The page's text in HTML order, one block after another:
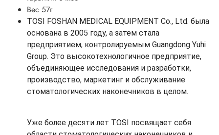
Вес 57г
TOSI FOSHAN MEDICAL EQUIPMENT Co., Ltd. была
основана в 2005 году, а затем стала
предприятием, контролируемым Guangdong Yuhi
Group. Это высокотехнологичное предприятие,
объединяющее исследования и разработки,
производство, маркетинг и обслуживание
стоматологических наконечников в целом.
Уже более десяти лет TOSI посвящает себя